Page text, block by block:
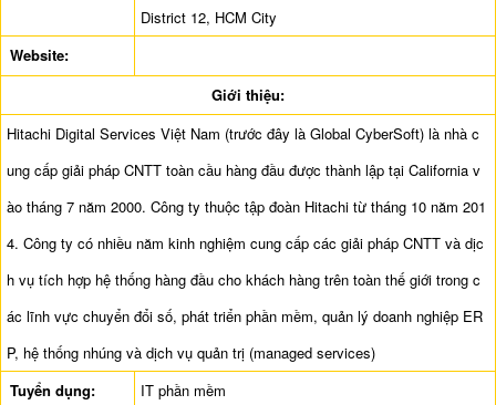
District 12, HCM City
Website:
Giới thiệu:
Hitachi Digital Services Việt Nam (trước đây là Global CyberSoft) là nhà c
ung cấp giải pháp CNTT toàn cầu hàng đầu được thành lập tại California v
ào tháng 7 năm 2000. Công ty thuộc tập đoàn Hitachi từ tháng 10 năm 201
4. Công ty có nhiều năm kinh nghiệm cung cấp các giải pháp CNTT và dịc
h vụ tích hợp hệ thống hàng đầu cho khách hàng trên toàn thế giới trong c
ác lĩnh vực chuyển đổi số, phát triển phần mềm, quản lý doanh nghiệp ER
P, hệ thống nhúng và dịch vụ quản trị (managed services)
Tuyển dụng:
IT phần mềm